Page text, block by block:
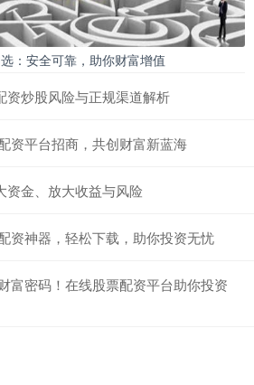
：安全可靠，助你财富增值
资炒股风险与正规渠道解析
资平台招商，共创财富新蓝海
资金、放大收益与风险
资神器，轻松下载，助你投资无忧
富密码！在线股票配资平台助你投资